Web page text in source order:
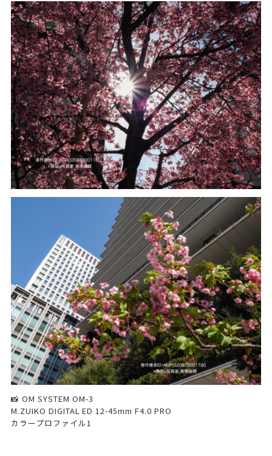
📸 OM SYSTEM OM-3
M.ZUIKO DIGITAL ED 12-45mm F4.0 PRO
カラープロファイル1